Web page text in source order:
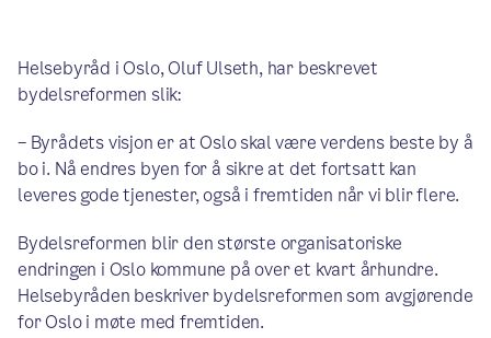
Helsebyråd i Oslo, Oluf Ulseth, har beskrevet
bydelsreformen slik:
– Byrådets visjon er at Oslo skal være verdens beste by å
bo i. Nå endres byen for å sikre at det fortsatt kan
leveres gode tjenester, også i fremtiden når vi blir flere.
Bydelsreformen blir den største organisatoriske
endringen i Oslo kommune på over et kvart århundre.
Helsebyråden beskriver bydelsreformen som avgjørende
for Oslo i møte med fremtiden.